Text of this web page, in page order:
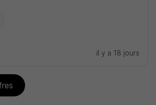
il y a 18 jours